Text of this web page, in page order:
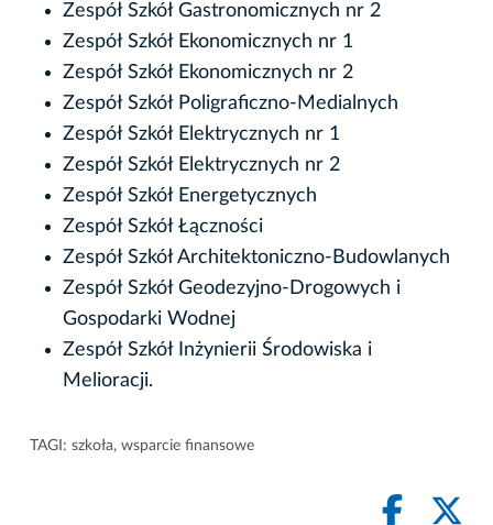
Zespół Szkół Gastronomicznych nr 2
Zespół Szkół Ekonomicznych nr 1
Zespół Szkół Ekonomicznych nr 2
Zespół Szkół Poligraficzno-Medialnych
Zespół Szkół Elektrycznych nr 1
Zespół Szkół Elektrycznych nr 2
Zespół Szkół Energetycznych
Zespół Szkół Łączności
Zespół Szkół Architektoniczno-Budowlanych
Zespół Szkół Geodezyjno-Drogowych i
Gospodarki Wodnej
Zespół Szkół Inżynierii Środowiska i
Melioracji.
TAGI: szkoła, wsparcie finansowe